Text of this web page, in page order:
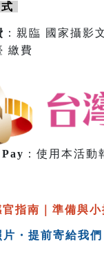
：親臨 國家攝影
繳費
：使用本活動
官指南｜準備與小
・提前寄給我們